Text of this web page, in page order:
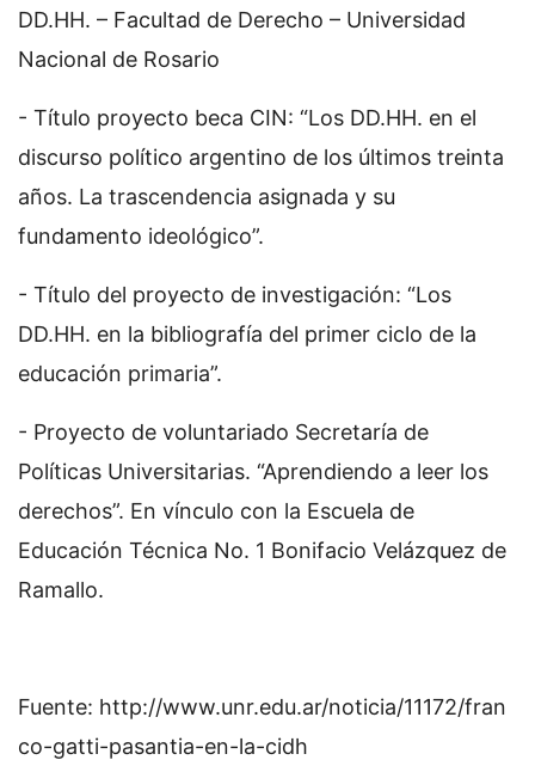
DD.HH. – Facultad de Derecho – Universidad
Nacional de Rosario
- Título proyecto beca CIN: “Los DD.HH. en el
discurso político argentino de los últimos treinta
años. La trascendencia asignada y su
fundamento ideológico”.
- Título del proyecto de investigación: “Los
DD.HH. en la bibliografía del primer ciclo de la
educación primaria”.
- Proyecto de voluntariado Secretaría de
Políticas Universitarias. “Aprendiendo a leer los
derechos”. En vínculo con la Escuela de
Educación Técnica No. 1 Bonifacio Velázquez de
Ramallo.
Fuente: http://www.unr.edu.ar/noticia/11172/fran
co-gatti-pasantia-en-la-cidh